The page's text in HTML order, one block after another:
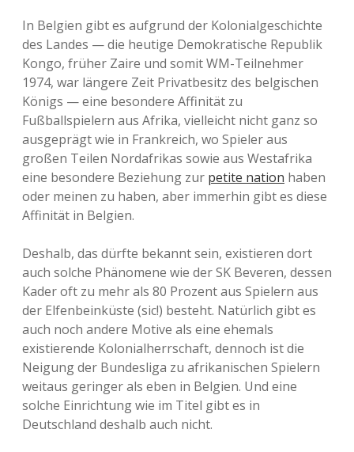
In Belgien gibt es aufgrund der Kolonialgeschichte
des Landes — die heutige Demokratische Republik
Kongo, früher Zaire und somit WM-Teilnehmer
1974, war längere Zeit Privatbesitz des belgischen
Königs — eine besondere Affinität zu
Fußballspielern aus Afrika, vielleicht nicht ganz so
ausgeprägt wie in Frankreich, wo Spieler aus
großen Teilen Nordafrikas sowie aus Westafrika
eine besondere Beziehung zur petite nation haben
oder meinen zu haben, aber immerhin gibt es diese
Affinität in Belgien.
Deshalb, das dürfte bekannt sein, existieren dort
auch solche Phänomene wie der SK Beveren, dessen
Kader oft zu mehr als 80 Prozent aus Spielern aus
der Elfenbeinküste (sic!) besteht. Natürlich gibt es
auch noch andere Motive als eine ehemals
existierende Kolonialherrschaft, dennoch ist die
Neigung der Bundesliga zu afrikanischen Spielern
weitaus geringer als eben in Belgien. Und eine
solche Einrichtung wie im Titel gibt es in
Deutschland deshalb auch nicht.